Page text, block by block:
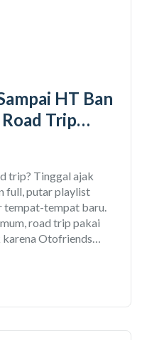
HT Ban
Trip
trip? Tinggal ajak
full, putar playlist
tempat baru.
road trip pakai
Otofriends
foto di spot kece.